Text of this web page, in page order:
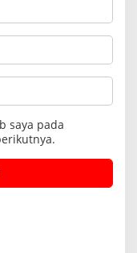
saya pada